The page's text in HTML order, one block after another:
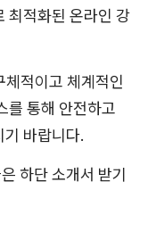
최적화된 온라인 강
적이고 체계적인
를 통해 안전하고
바랍니다.
하단 소개서 받기